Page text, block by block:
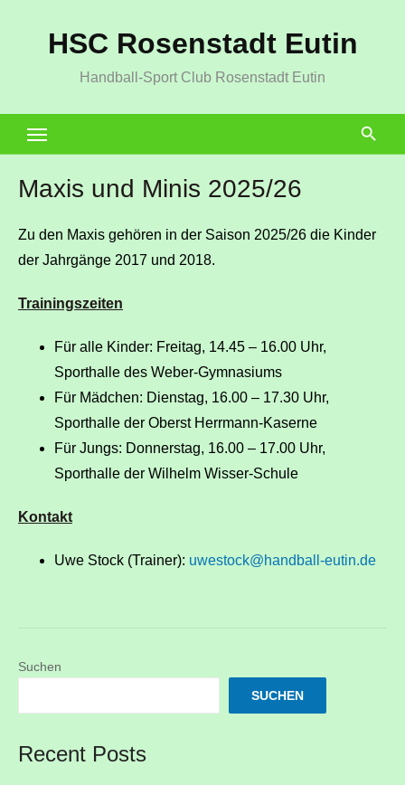
HSC Rosenstadt Eutin
Handball-Sport Club Rosenstadt Eutin
Maxis und Minis 2025/26
Zu den Maxis gehören in der Saison 2025/26 die Kinder
der Jahrgänge 2017 und 2018.
Trainingszeiten
Für alle Kinder: Freitag, 14.45 – 16.00 Uhr,
Sporthalle des Weber-Gymnasiums
Für Mädchen: Dienstag, 16.00 – 17.30 Uhr,
Sporthalle der Oberst Herrmann-Kaserne
Für Jungs: Donnerstag, 16.00 – 17.00 Uhr,
Sporthalle der Wilhelm Wisser-Schule
Kontakt
Uwe Stock (Trainer): uwestock@handball-eutin.de
Suchen
SUCHEN
Recent Posts